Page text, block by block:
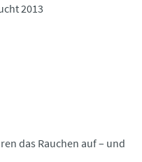
2013
das Rauchen auf – und